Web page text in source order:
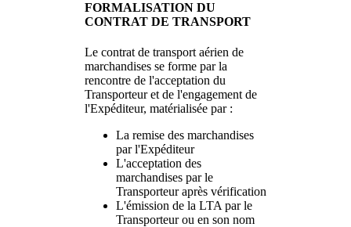
FORMALISATION DU
CONTRAT DE TRANSPORT
Le contrat de transport aérien de
marchandises se forme par la
rencontre de l'acceptation du
Transporteur et de l'engagement de
l'Expéditeur, matérialisée par :
La remise des marchandises
par l'Expéditeur
L'acceptation des
marchandises par le
Transporteur après vérification
L'émission de la LTA par le
Transporteur ou en son nom